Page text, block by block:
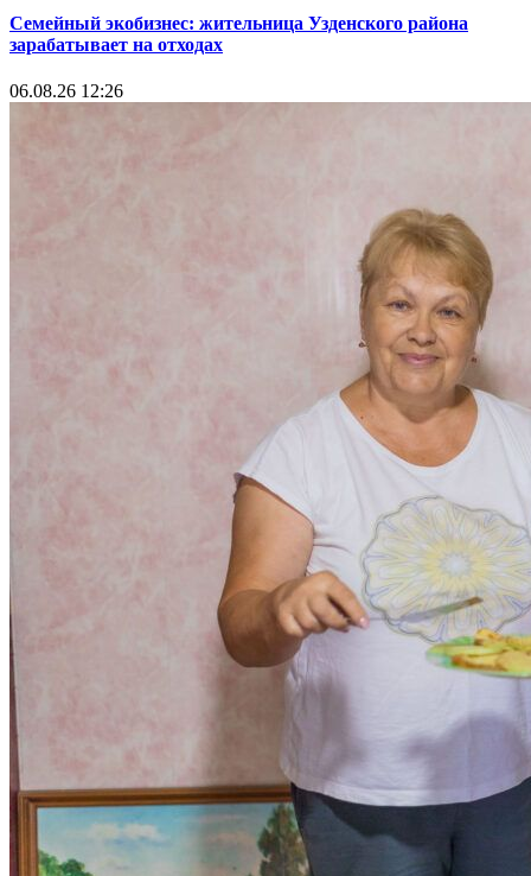
Семейный экобизнес: жительница Узденского района
зарабатывает на отходах
06.08.26 12:26